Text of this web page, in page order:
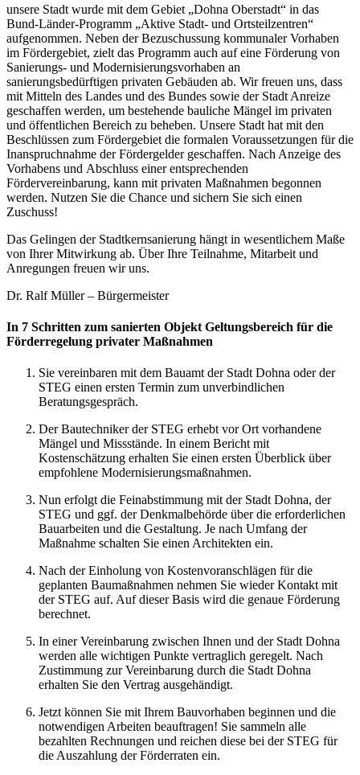
unsere Stadt wurde mit dem Gebiet „Dohna Oberstadt“ in das
Bund-Länder-Programm „Aktive Stadt- und Ortsteilzentren“
aufgenommen. Neben der Bezuschussung kommunaler Vorhaben
im Fördergebiet, zielt das Programm auch auf eine Förderung von
Sanierungs- und Modernisierungsvorhaben an
sanierungsbedürftigen privaten Gebäuden ab. Wir freuen uns, dass
mit Mitteln des Landes und des Bundes sowie der Stadt Anreize
geschaffen werden, um bestehende bauliche Mängel im privaten
und öffentlichen Bereich zu beheben. Unsere Stadt hat mit den
Beschlüssen zum Fördergebiet die formalen Voraussetzungen für die
Inanspruchnahme der Fördergelder geschaffen. Nach Anzeige des
Vorhabens und Abschluss einer entsprechenden
Fördervereinbarung, kann mit privaten Maßnahmen begonnen
werden. Nutzen Sie die Chance und sichern Sie sich einen
Zuschuss!
Das Gelingen der Stadtkernsanierung hängt in wesentlichem Maße
von Ihrer Mitwirkung ab. Über Ihre Teilnahme, Mitarbeit und
Anregungen freuen wir uns.
Dr. Ralf Müller – Bürgermeister
In 7 Schritten zum sanierten Objekt Geltungsbereich für die
Förderregelung privater Maßnahmen
Sie vereinbaren mit dem Bauamt der Stadt Dohna oder der
STEG einen ersten Termin zum unverbindlichen
Beratungsgespräch.
Der Bautechniker der STEG erhebt vor Ort vorhandene
Mängel und Missstände. In einem Bericht mit
Kostenschätzung erhalten Sie einen ersten Überblick über
empfohlene Modernisierungsmaßnahmen.
Nun erfolgt die Feinabstimmung mit der Stadt Dohna, der
STEG und ggf. der Denkmalbehörde über die erforderlichen
Bauarbeiten und die Gestaltung. Je nach Umfang der
Maßnahme schalten Sie einen Architekten ein.
Nach der Einholung von Kostenvoranschlägen für die
geplanten Baumaßnahmen nehmen Sie wieder Kontakt mit
der STEG auf. Auf dieser Basis wird die genaue Förderung
berechnet.
In einer Vereinbarung zwischen Ihnen und der Stadt Dohna
werden alle wichtigen Punkte vertraglich geregelt. Nach
Zustimmung zur Vereinbarung durch die Stadt Dohna
erhalten Sie den Vertrag ausgehändigt.
Jetzt können Sie mit Ihrem Bauvorhaben beginnen und die
notwendigen Arbeiten beauftragen! Sie sammeln alle
bezahlten Rechnungen und reichen diese bei der STEG für
die Auszahlung der Förderraten ein.